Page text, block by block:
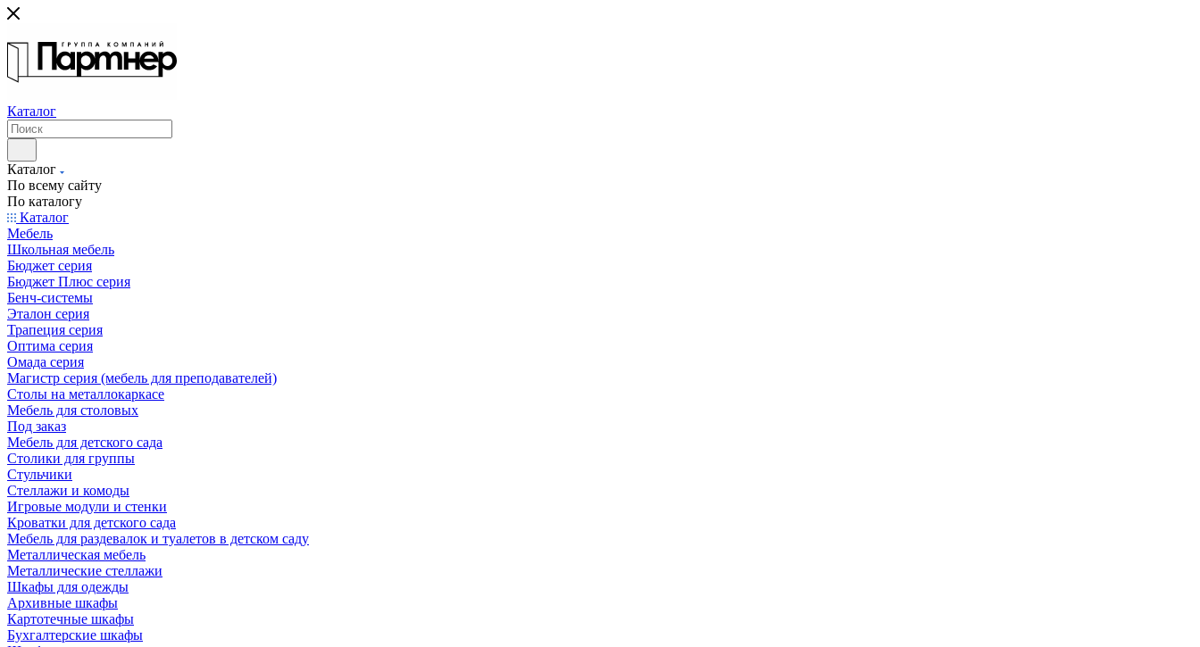
Каталог
Каталог
По всему сайту
По каталогу
Каталог
Мебель
Школьная мебель
Бюджет серия
Бюджет Плюс серия
Бенч-системы
Эталон серия
Трапеция серия
Оптима серия
Омада серия
Магистр серия (мебель для преподавателей)
Столы на металлокаркасе
Мебель для столовых
Под заказ
Мебель для детского сада
Столики для группы
Стульчики
Стеллажи и комоды
Игровые модули и стенки
Кроватки для детского сада
Мебель для раздевалок и туалетов в детском саду
Металлическая мебель
Металлические стеллажи
Шкафы для одежды
Архивные шкафы
Картотечные шкафы
Бухгалтерские шкафы